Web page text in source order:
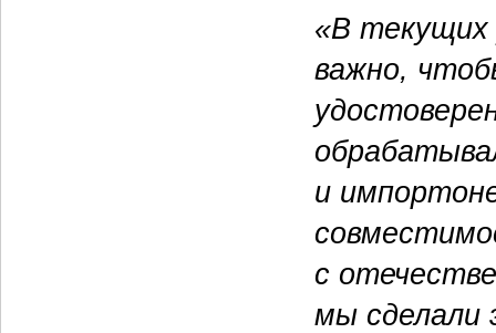
«В текущих
важно,
и
с
мы сделали